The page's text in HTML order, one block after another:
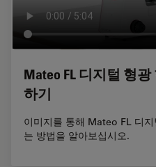
Mateo FL 디지털 형
하기
이미지를 통해 Mateo FL 디
는 방법을 알아보십시오.